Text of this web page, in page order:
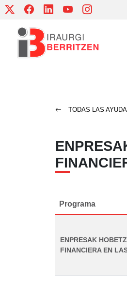
Skip
content
TODAS LAS
Programa
ENPRESAK
FINANCIERA EN